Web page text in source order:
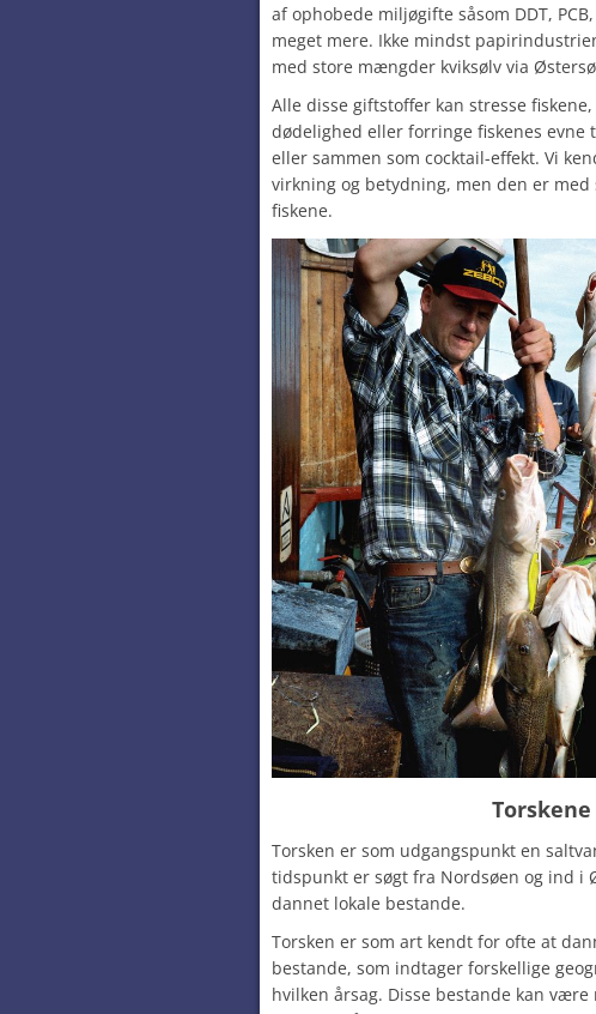
af ophobede miljøgifte såsom DDT,
meget mere. Ikke mindst
med store mængder kviksølv via
Alle disse giftstoffer kan stresse
dødelighed eller forringe fiskenes evne
eller sammen som cocktail-effekt. Vi
virkning og betydning, men den er
fiskene.
Torskene
Torsken er som udgangspunkt en
tidspunkt er søgt fra Nordsøen og ind i
dannet lokale bestande.
Torsken er som art kendt for ofte at
bestande, som indtager forskellige
hvilken årsag. Disse bestande kan